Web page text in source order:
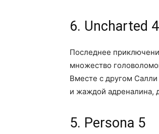
6. Uncharted 4
Последнее
множество
Вместе с другом
и жаждой адреналина,
5. Persona 5